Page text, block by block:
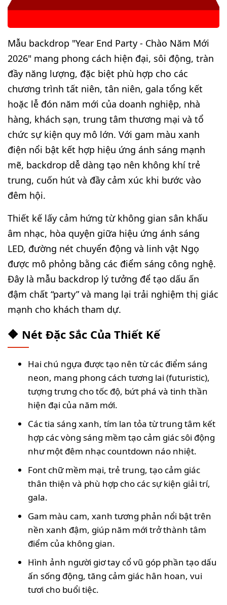
Mẫu backdrop "Year End Party - Chào Năm Mới
2026" mang phong cách hiện đại, sôi động, tràn
đầy năng lượng, đặc biệt phù hợp cho các
chương trình tất niên, tân niên, gala tổng kết
hoặc lễ đón năm mới của doanh nghiệp, nhà
hàng, khách sạn, trung tâm thương mại và tổ
chức sự kiện quy mô lớn. Với gam màu xanh
điện nổi bật kết hợp hiệu ứng ánh sáng mạnh
mẽ, backdrop dễ dàng tạo nên không khí trẻ
trung, cuốn hút và đầy cảm xúc khi bước vào
đêm hội.
Thiết kế lấy cảm hứng từ không gian sân khấu
âm nhạc, hòa quyện giữa hiệu ứng ánh sáng
LED, đường nét chuyển động và linh vật Ngọ
được mô phỏng bằng các điểm sáng công nghệ.
Đây là mẫu backdrop lý tưởng để tạo dấu ấn
đậm chất “party” và mang lại trải nghiệm thị giác
mạnh cho khách tham dự.
🔶 Nét Đặc Sắc Của Thiết Kế
Hai chú ngựa được tạo nên từ các điểm sáng
neon, mang phong cách tương lai (futuristic),
tượng trưng cho tốc độ, bứt phá và tinh thần
hiện đại của năm mới.
Các tia sáng xanh, tím lan tỏa từ trung tâm kết
hợp các vòng sáng mềm tạo cảm giác sôi động
như một đêm nhạc countdown náo nhiệt.
Font chữ mềm mại, trẻ trung, tạo cảm giác
thân thiện và phù hợp cho các sự kiện giải trí,
gala.
Gam màu cam, xanh tương phản nổi bật trên
nền xanh đậm, giúp năm mới trở thành tâm
điểm của không gian.
Hình ảnh người giơ tay cổ vũ góp phần tạo dấu
ấn sống động, tăng cảm giác hân hoan, vui
tươi cho buổi tiệc.